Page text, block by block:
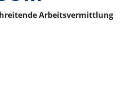
Arbeitsvermittlung